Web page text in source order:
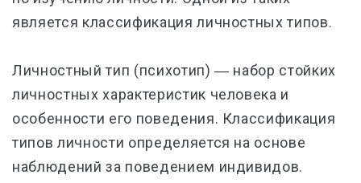
является классификация личностных типов.
Личностный тип (психотип) ― набор стойких
личностных характеристик человека и
особенности его поведения. Классификация
типов личности определяется на основе
наблюдений за поведением индивидов.